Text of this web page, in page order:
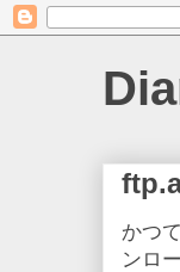
かつ
ンロ